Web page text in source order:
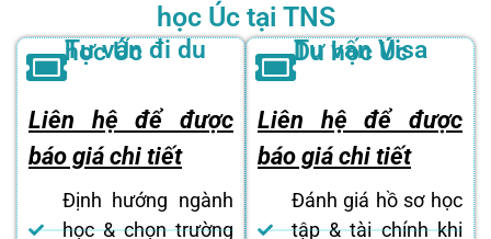
học Úc tại TNS
Tư vấn đi du học Úc
Liên hệ để được
báo giá chi tiết
Định hướng ngành
học & chọn trường
Tư vấn Visa Du học Úc
Liên hệ để được
báo giá chi tiết
Đánh giá hồ sơ học
tập & tài chính khi